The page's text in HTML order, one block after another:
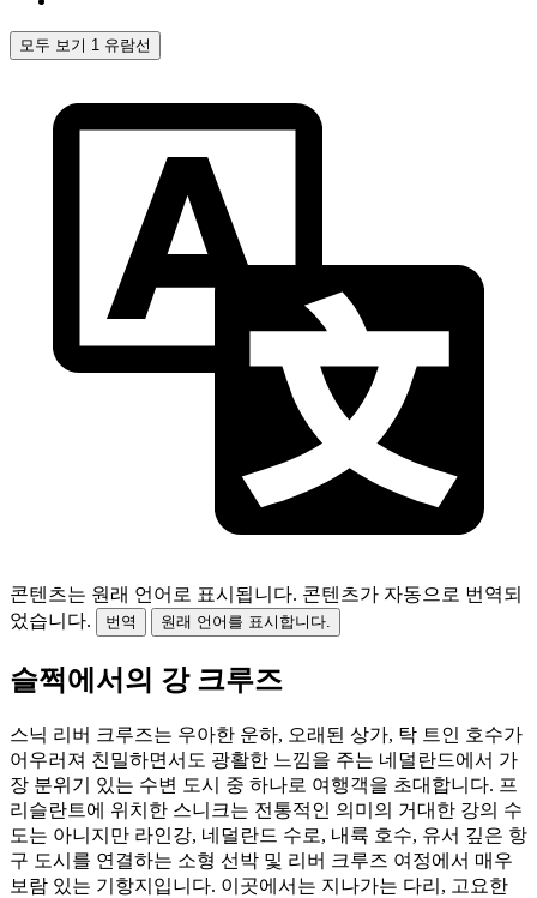
모두 보기 1 유람선
콘텐츠는 원래 언어로 표시됩니다. 콘텐츠가 자동으로 번역되
었습니다.
번역 원래 언어를 표시합니다.
슬쩍에서의 강 크루즈
스닉 리버 크루즈는 우아한 운하, 오래된 상가, 탁 트인 호수가
어우러져 친밀하면서도 광활한 느낌을 주는 네덜란드에서 가
장 분위기 있는 수변 도시 중 하나로 여행객을 초대합니다. 프
리슬란트에 위치한 스니크는 전통적인 의미의 거대한 강의 수
도는 아니지만 라인강, 네덜란드 수로, 내륙 호수, 유서 깊은 항
구 도시를 연결하는 소형 선박 및 리버 크루즈 여정에서 매우
보람 있는 기항지입니다. 이곳에서는 지나가는 다리, 고요한